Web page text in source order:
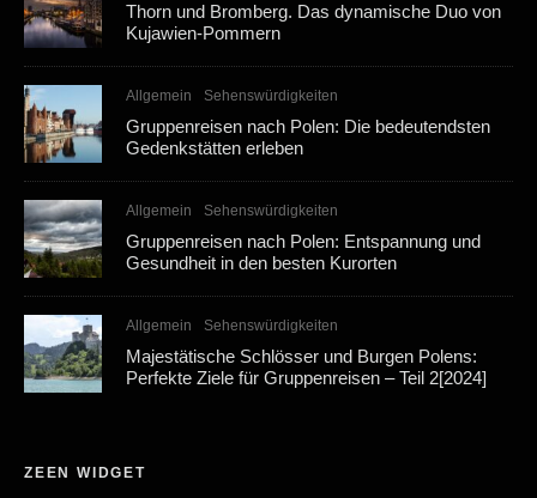
Thorn und Bromberg. Das dynamische Duo von
Kujawien-Pommern
Allgemein Sehenswürdigkeiten
Gruppenreisen nach Polen: Die bedeutendsten
Gedenkstätten erleben
Allgemein Sehenswürdigkeiten
Gruppenreisen nach Polen: Entspannung und
Gesundheit in den besten Kurorten
Allgemein Sehenswürdigkeiten
Majestätische Schlösser und Burgen Polens:
Perfekte Ziele für Gruppenreisen – Teil 2[2024]
ZEEN WIDGET